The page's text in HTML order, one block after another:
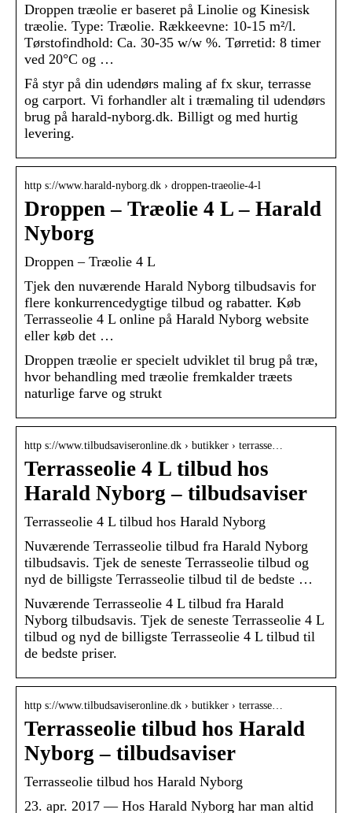
Droppen træolie er baseret på Linolie og Kinesisk
træolie. Type: Træolie. Rækkeevne: 10-15 m²/l.
Tørstofindhold: Ca. 30-35 w/w %. Tørretid: 8 timer
ved 20°C og …
Få styr på din udendørs maling af fx skur, terrasse
og carport. Vi forhandler alt i træmaling til udendørs
brug på harald-nyborg.dk. Billigt og med hurtig
levering.
http s://www.harald-nyborg.dk › droppen-traeolie-4-l
Droppen – Træolie 4 L – Harald
Nyborg
Droppen – Træolie 4 L
Tjek den nuværende Harald Nyborg tilbudsavis for
flere konkurrencedygtige tilbud og rabatter. Køb
Terrasseolie 4 L online på Harald Nyborg website
eller køb det …
Droppen træolie er specielt udviklet til brug på træ,
hvor behandling med træolie fremkalder træets
naturlige farve og strukt
http s://www.tilbudsaviseronline.dk › butikker › terrasse…
Terrasseolie 4 L tilbud hos
Harald Nyborg – tilbudsaviser
Terrasseolie 4 L tilbud hos Harald Nyborg
Nuværende Terrasseolie tilbud fra Harald Nyborg
tilbudsavis. Tjek de seneste Terrasseolie tilbud og
nyd de billigste Terrasseolie tilbud til de bedste …
Nuværende Terrasseolie 4 L tilbud fra Harald
Nyborg tilbudsavis. Tjek de seneste Terrasseolie 4 L
tilbud og nyd de billigste Terrasseolie 4 L tilbud til
de bedste priser.
http s://www.tilbudsaviseronline.dk › butikker › terrasse…
Terrasseolie tilbud hos Harald
Nyborg – tilbudsaviser
Terrasseolie tilbud hos Harald Nyborg
23. apr. 2017 — Hos Harald Nyborg har man altid